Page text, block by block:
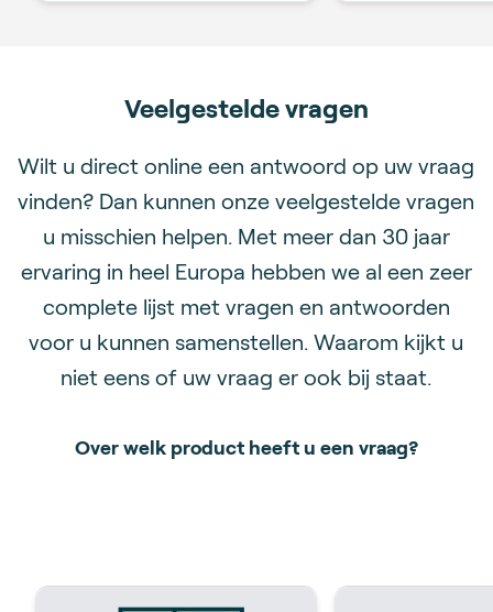
Veelgestelde vragen
Wilt u direct online een antwoord op uw vraag
vinden? Dan kunnen onze veelgestelde vragen
u misschien helpen. Met meer dan 30 jaar
ervaring in heel Europa hebben we al een zeer
complete lijst met vragen en antwoorden
voor u kunnen samenstellen. Waarom kijkt u
niet eens of uw vraag er ook bij staat.
Over welk product heeft u een vraag?